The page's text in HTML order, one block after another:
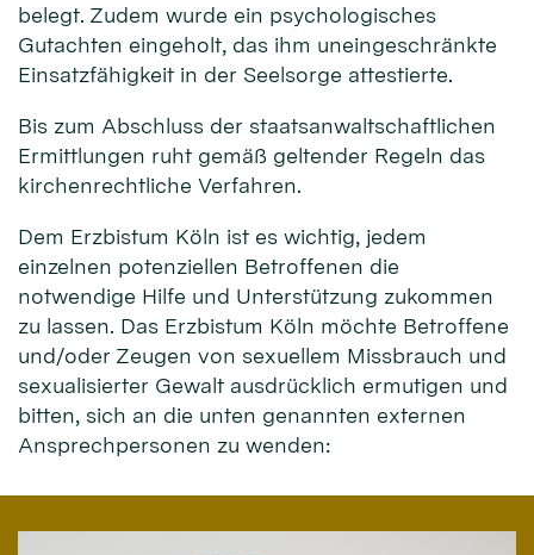
belegt. Zudem wurde ein psychologisches
Gutachten eingeholt, das ihm uneingeschränkte
Einsatzfähigkeit in der Seelsorge attestierte.
Bis zum Abschluss der staatsanwaltschaftlichen
Ermittlungen ruht gemäß geltender Regeln das
kirchenrechtliche Verfahren.
Dem Erzbistum Köln ist es wichtig, jedem
einzelnen potenziellen Betroffenen die
notwendige Hilfe und Unterstützung zukommen
zu lassen. Das Erzbistum Köln möchte Betroffene
und/oder Zeugen von sexuellem Missbrauch und
sexualisierter Gewalt ausdrücklich ermutigen und
bitten, sich an die unten genannten externen
Ansprechpersonen zu wenden: